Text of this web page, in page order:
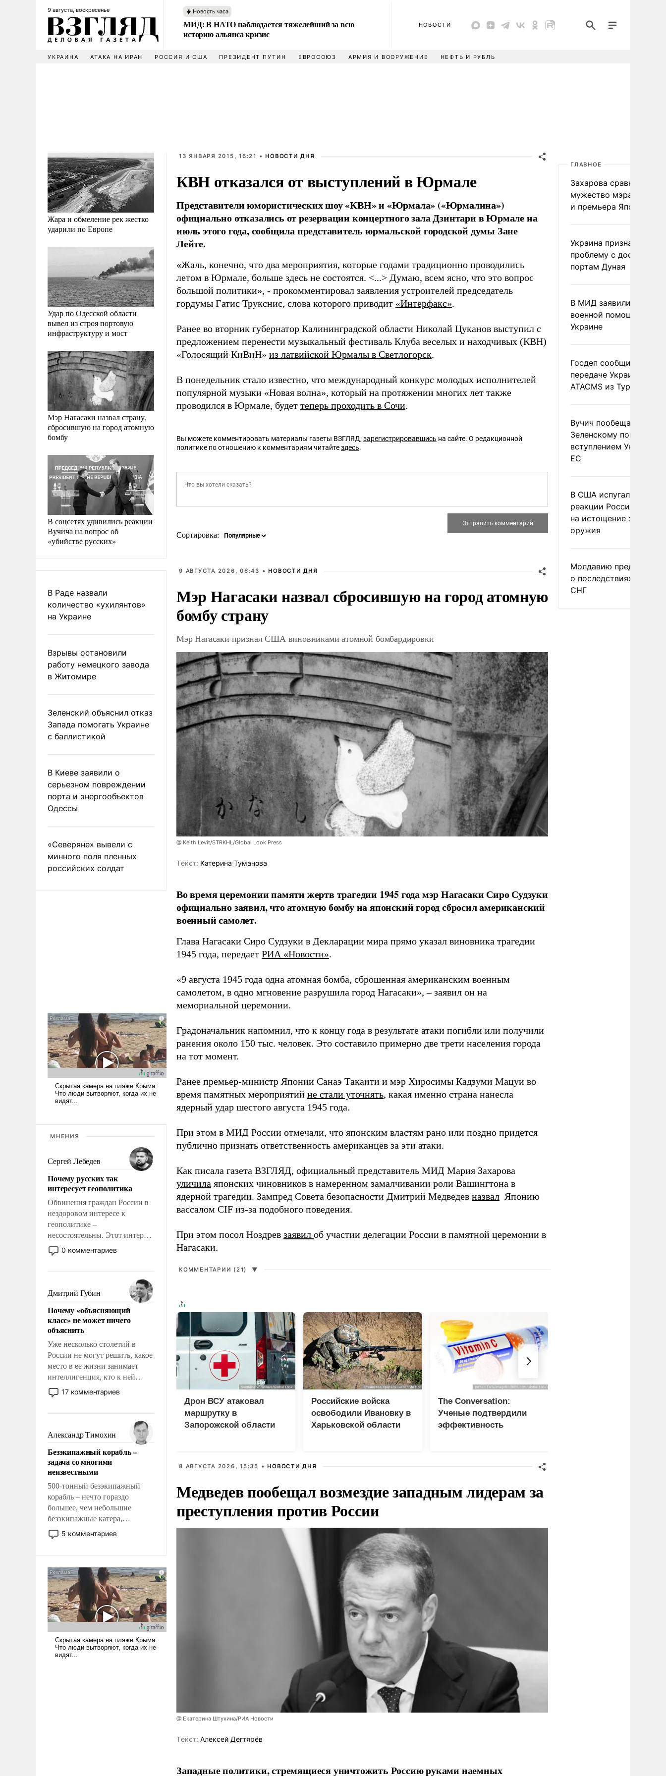
9 августа, воскресенье Новость часа
МИД: В НАТО наблюдается тяжелейший за всю
историю альянса кризис
НОВОСТИ
УКРАИНА АТАКА НА ИРАН РОССИЯ И США ПРЕЗИДЕНТ ПУТИН ЕВРОСОЮЗ АРМИЯ И ВООРУЖЕНИЕ НЕФТЬ И РУБЛЬ
Жара и обмеление рек жестко
ударили по Европе
Удар по Одесской области
вывел из строя портовую
инфраструктуру и мост
Мэр Нагасаки назвал страну,
сбросившую на город атомную
бомбу
В соцсетях удивились реакции
Вучича на вопрос об
«убийстве русских»
В Раде назвали
количество «ухилянтов»
на Украине
Взрывы остановили
работу немецкого завода
в Житомире
Зеленский объяснил отказ
Запада помогать Украине
с баллистикой
В Киеве заявили о
серьезном повреждении
порта и энергообъектов
Одессы
«Северяне» вывели с
минного поля пленных
российских солдат
МНЕНИЯ
Сергей Лебедев
Почему русских так
интересует геополитика
Обвинения граждан России в
нездоровом интересе к
геополитике –
несостоятельны. Этот интерес
рационален и прагматичен. Он
обусловлен тысячелетним
фундаментальным знанием,
что мировая политика имеет
свойство заявляться на порог
нашего дома.
0 комментариев
Дмитрий Губин
Почему «объясняющий
класс» не может ничего
объяснить
Уже несколько столетий в
России не могут решить, какое
место в ее жизни занимает
интеллигенция, кто к ней
принадлежит, а кого из нее
исключили с правом
чем она отличается от просто
образованных людей. Иногда
казалось, что эти вопросы
решены раз и навсегда, но –
нет, не решены.
17 комментариев
Александр Тимохин
Безэкипажный корабль –
задача со многими
неизвестными
500-тонный безэкипажный
корабль – нечто гораздо
большее, чем небольшие
безэкипажные катера,
применение которых уже
стало обыденностью. Задача по
и ее реализация радикально
поднимет наши боевые
возможности.
5 комментариев
13 ЯНВАРЯ 2015, 16:21 • НОВОСТИ ДНЯ
КВН отказался от выступлений в Юрмале
Представители юмористических шоу «КВН» и «Юрмала» («Юрмалина»)
официально отказались от резервации концертного зала Дзинтари в Юрмале на
июль этого года, сообщила представитель юрмальской городской думы Зане
Лейте.
«Жаль, конечно, что два мероприятия, которые годами традиционно проводились
летом в Юрмале, больше здесь не состоятся. <...> Думаю, всем ясно, что это вопрос
большой политики», - прокомментировал заявления устроителей председатель
гордумы Гатис Трукснис, слова которого приводит «Интерфакс».
Ранее во вторник губернатор Калининградской области Николай Цуканов выступил с
предложением перенести музыкальный фестиваль Клуба веселых и находчивых (КВН)
«Голосящий КиВиН» из латвийской Юрмалы в Светлогорск.
В понедельник стало известно, что международный конкурс молодых исполнителей
популярной музыки «Новая волна», который на протяжении многих лет также
проводился в Юрмале, будет теперь проходить в Сочи.
Вы можете комментировать материалы газеты ВЗГЛЯД, зарегистрировавшись на сайте. О редакционной
политике по отношению к комментариям читайтездесь.
Сортировка:
9 АВГУСТА 2026, 06:43 • НОВОСТИ ДНЯ
Мэр Нагасаки назвал сбросившую на город атомную
бомбу страну
Мэр Нагасаки признал США виновниками атомной бомбардировки
@ Keith Levit/STRKHL/Global Look Press
Tекст: Катерина Туманова
Во время церемонии памяти жертв трагедии 1945 года мэр Нагасаки Сиро Судзуки
официально заявил, что атомную бомбу на японский город сбросил американский
военный самолет.
Глава Нагасаки Сиро Судзуки в Декларации мира прямо указал виновника трагедии
1945 года, передает РИА «Новости».
«9 августа 1945 года одна атомная бомба, сброшенная американским военным
самолетом, в одно мгновение разрушила город Нагасаки», – заявил он на
мемориальной церемонии.
Градоначальник напомнил, что к концу года в результате атаки погибли или получили
ранения около 150 тыс. человек. Это составило примерно две трети населения города
на тот момент.
Ранее премьер-министр Японии Санаэ Такаити и мэр Хиросимы Кадзуми Мацуи во
время памятных мероприятий не стали уточнять, какая именно страна нанесла
ядерный удар шестого августа 1945 года.
При этом в МИД России отмечали, что японским властям рано или поздно придется
публично признать ответственность американцев за эти атаки.
Как писала газета ВЗГЛЯД, официальный представитель МИД Мария Захарова
уличила японских чиновников в намеренном замалчивании роли Вашингтона в
ядерной трагедии. Зампред Совета безопасности Дмитрий Медведев назвал Японию
вассалом CIF из-за подобного поведения.
При этом посол Ноздрев заявил об участии делегации России в памятной церемонии в
Нагасаки.
КОММЕНТАРИИ (21) ▼
Дрон ВСУ атаковал
маршрутку в
Запорожской области
Российские войска
освободили Ивановку в
Харьковской области
The Conversation:
Ученые подтвердили
эффективность
8 АВГУСТА 2026, 15:35 • НОВОСТИ ДНЯ
Медведев пообещал возмездие западным лидерам за
преступления против России
@ Екатерина Штукина/РИА Новости
Tекст: Алексей Дегтярёв
Западные политики, стремящиеся уничтожить Россию руками наемных
ГЛАВНОЕ
Захарова сравнила
мужество мэра
и премьера Японии
Украина признала
проблему с доступом к
портам Дуная
В МИД заявили о
военной помощи
Украине
Госдеп сообщил о
передаче Украине
ATACMS из Турции
Вучич пообещал
Зеленскому помочь со
вступлением Украины в
ЕС
В США испугались
реакции России и
на истощение запасов
оружия
Молдавию
о последствиях выхода
СНГ